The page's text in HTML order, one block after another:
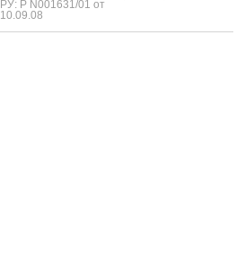
РУ: Р N001631/01 от
10.09.08